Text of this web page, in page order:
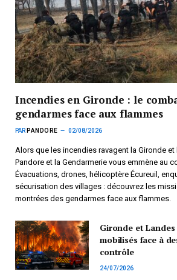
Incendies en Gironde : le
gendarmes face aux flammes
PAR PANDORE 02/08/2026
Alors que les incendies ravagent la Gironde et
Pandore et la Gendarmerie vous emmène au
Évacuations, drones, hélicoptère Écureuil,
sécurisation des villages : découvrez les
montrées des gendarmes face aux flammes.
Gironde et
mobilisés face à
contrôle
24/07/2026